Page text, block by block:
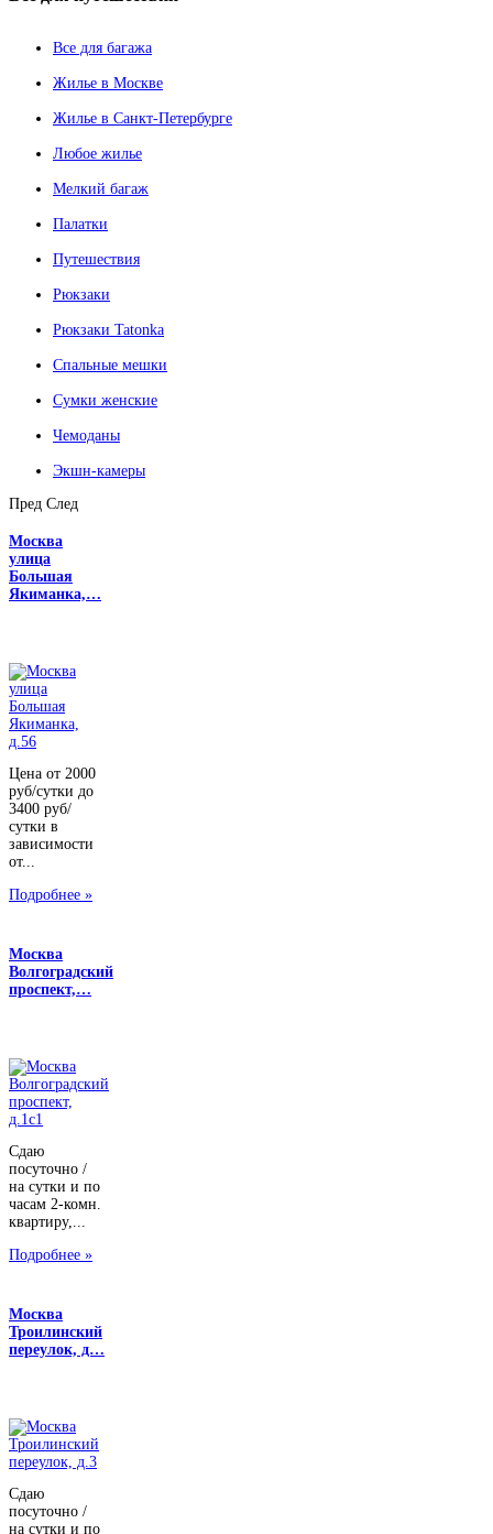
Все для багажа
Жилье в Москве
Жилье в Санкт-Петербурге
Любое жилье
Мелкий багаж
Палатки
Путешествия
Рюкзаки
Рюкзаки Tatonka
Спальные мешки
Сумки женские
Чемоданы
Экшн-камеры
Пред След
Москва
улица
Большая
Якиманка,…
Цена от 2000
руб/сутки до
3400 руб/
сутки в
зависимости
от...
Подробнее »
Москва
Волгоградский
проспект,…
Сдаю
посуточно /
на сутки и по
часам 2-комн.
квартиру,...
Подробнее »
Москва
Троилинский
переулок, д…
Сдаю
посуточно /
на сутки и по